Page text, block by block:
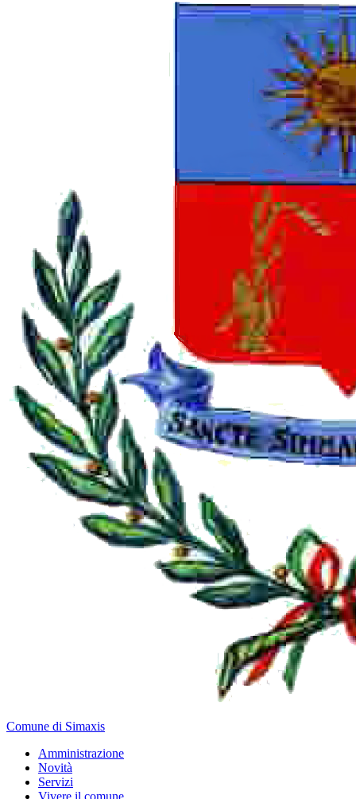
Comune di Simaxis
Amministrazione
Novità
Servizi
Vivere il comune